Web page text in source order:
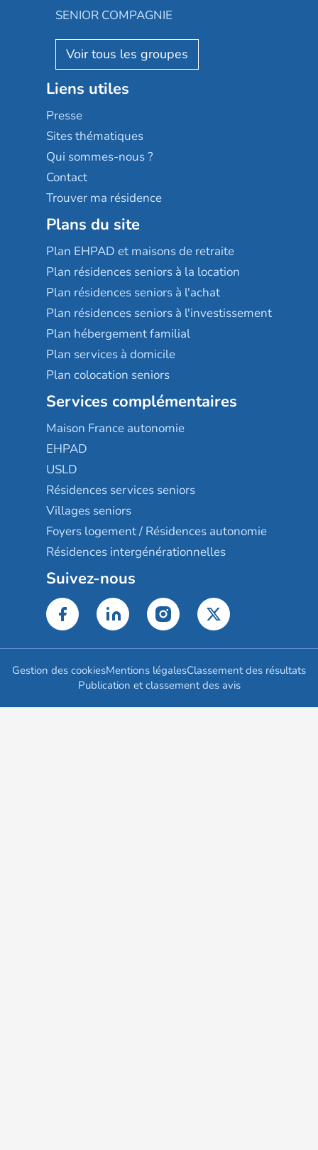
Appartseniors
Reseda
Stella management
Les villages d'or
Sérénys
Résidences services Villa Médicis
Almage
Résidalya
Groupe aplus
SENIOR COMPAGNIE
AGE D'OR Services
Liens utiles
Presse
Sites thématiques
Qui sommes-nous ?
Contact
Trouver ma résidence
Plans du site
Plan EHPAD et maisons de retraite
Plan résidences seniors à la location
Plan résidences seniors à l'achat
Plan résidences seniors à l'investissement
Plan hébergement familial
Plan services à domicile
Plan colocation seniors
Services complémentaires
Maison France autonomie
EHPAD
USLD
Résidences services seniors
Villages seniors
Foyers logement / Résidences autonomie
Résidences intergénérationnelles
Suivez-nous
Gestion des cookiesMentions légalesClassement des résultats
Publication et classement des avis